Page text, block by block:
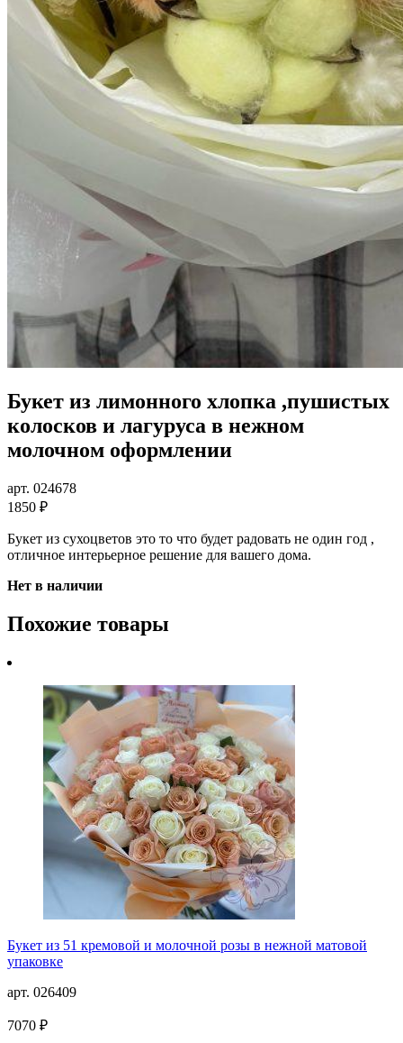
Букет из лимонного хлопка ,пушистых
колосков и лагуруса в нежном
молочном оформлении
арт. 024678
1850 ₽
Букет из сухоцветов это то что будет радовать не один год ,
отличное интерьерное решение для вашего дома.
Нет в наличии
Похожие товары
Букет из 51 кремовой и молочной розы в нежной матовой
упаковке
арт. 026409
7070 ₽